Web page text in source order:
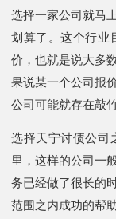
选择一家公司就马
划算了。这个行业
价，也就是说大多
果说某一个公司报
公司可能就存在敲
选择天宁讨债公司
里，这样的公司一
务已经做了很长的
范围之内成功的帮